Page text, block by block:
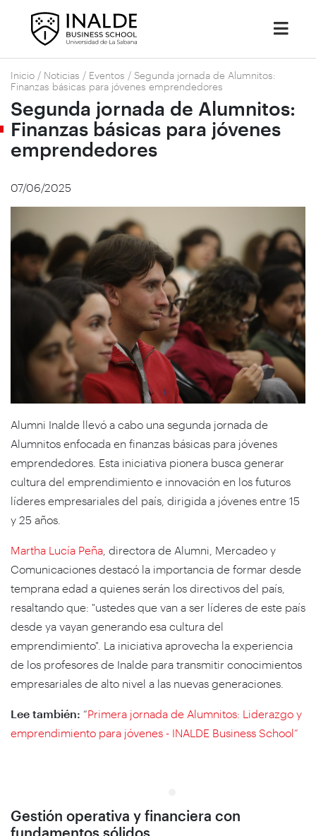
Inicio / Noticias / Eventos / Segunda jornada de Alumnitos:
Finanzas básicas para jóvenes emprendedores
Segunda jornada de Alumnitos:
Finanzas básicas para jóvenes
emprendedores
07/06/2025
Alumni Inalde llevó a cabo una segunda jornada de
Alumnitos enfocada en finanzas básicas para jóvenes
emprendedores. Esta iniciativa pionera busca generar
cultura del emprendimiento e innovación en los futuros
líderes empresariales del país, dirigida a jóvenes entre 15
y 25 años.
Martha Lucía Peña , directora de Alumni, Mercadeo y
Comunicaciones destacó la importancia de formar desde
temprana edad a quienes serán los directivos del país,
resaltando que: "ustedes que van a ser líderes de este país
desde ya vayan generando esa cultura del
emprendimiento". La iniciativa aprovecha la experiencia
de los profesores de Inalde para transmitir conocimientos
empresariales de alto nivel a las nuevas generaciones.
Lee también: “Primera jornada de Alumnitos: Liderazgo y
emprendimiento para jóvenes - INALDE Business School”
Gestión operativa y financiera con
fundamentos sólidos